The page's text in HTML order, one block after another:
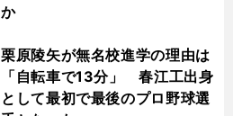
か
栗原陵矢が無名校進学の理由は
「自転車で13分」 春江工出身
として最初で最後のプロ野球選